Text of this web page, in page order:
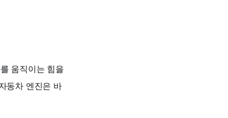
움직이는 힘을
동차 엔진은 바